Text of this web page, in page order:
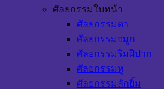
ศัลยกรรมใบหน้า
ศัลยกรรมตา
ศัลยกรรมจมูก
ศัลยกรรมริมฝีปาก
ศัลยกรรมหู
ศัลยกรรมลักยิ้ม